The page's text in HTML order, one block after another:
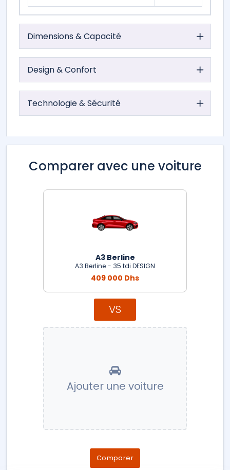
Dimensions & Capacité
Design & Confort
Technologie & Sécurité
Comparer avec une voiture
A3 Berline
A3 Berline - 35 tdi DESIGN
409 000 Dhs
VS
Ajouter une voiture
Comparer